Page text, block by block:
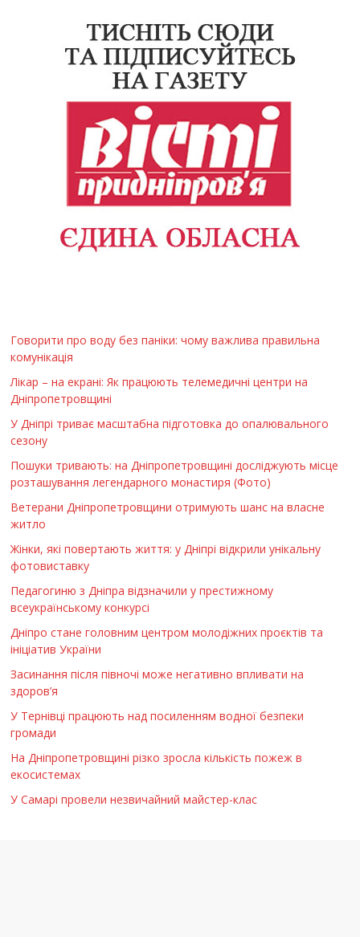
Говорити про воду без паніки: чому важлива правильна
комунікація
Лікар – на екрані: Як працюють телемедичні центри на
Дніпропетровщині
У Дніпрі триває масштабна підготовка до опалювального
сезону
Пошуки тривають: на Дніпропетровщині досліджують місце
розташування легендарного монастиря (Фото)
Ветерани Дніпропетровщини отримують шанс на власне
житло
Жінки, які повертають життя: у Дніпрі відкрили унікальну
фотовиставку
Педагогиню з Дніпра відзначили у престижному
всеукраїнському конкурсі
Дніпро стане головним центром молодіжних проєктів та
ініціатив України
Засинання після півночі може негативно впливати на
здоров’я
У Тернівці працюють над посиленням водної безпеки
громади
На Дніпропетровщині різко зросла кількість пожеж в
екосистемах
У Самарі провели незвичайний майстер-клас